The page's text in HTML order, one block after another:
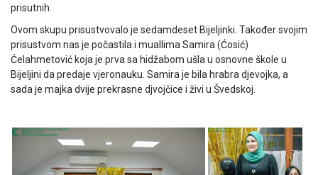
prisutnih.
Ovom skupu prisustvovalo je sedamdeset Bijeljinki. Također svojim
prisustvom nas je počastila i muallima Samira (Ćosić)
Ćelahmetović koja je prva sa hidžabom ušla u osnovne škole u
Bijeljini da predaje vjeronauku. Samira je bila hrabra djevojka, a
sada je majka dvije prekrasne djvojčice i živi u Švedskoj.